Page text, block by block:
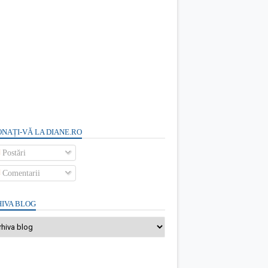
VĂ LA DIANE.RO
Postări
Comentarii
BLOG